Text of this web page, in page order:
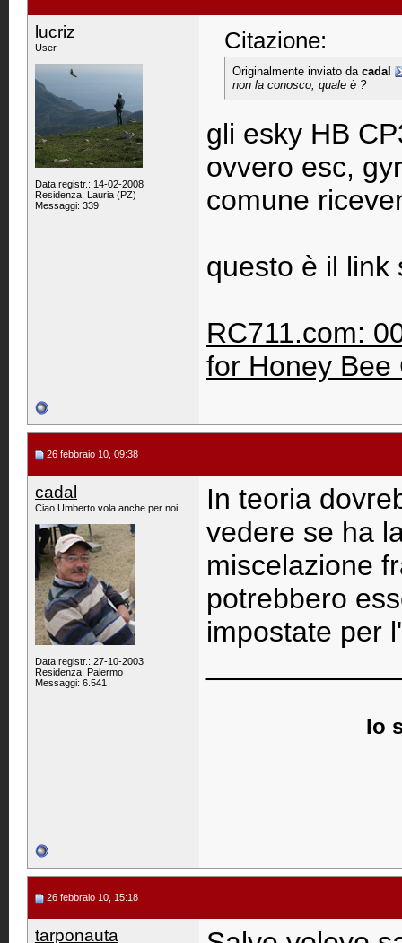
lucriz
User
Data registr.: 14-02-2008
Residenza: Lauria (PZ)
Messaggi: 339
Citazione:
Originalmente inviato da cadal
non la conosco, quale è ?
gli esky HB
ovvero esc,
comune
questo è il link
RC711.com:
for Honey Bee
26 febbraio 10, 09:38
cadal
Ciao Umberto vola anche per noi.
Data registr.: 27-10-2003
Residenza: Palermo
Messaggi: 6.541
In teoria
vedere se ha
miscelazione
potrebbero
impostate per
Io
26 febbraio 10, 15:18
tarponauta